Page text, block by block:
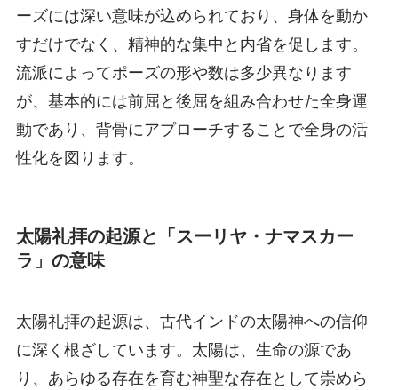
ーズには深い意味が込められており、身体を動か
すだけでなく、精神的な集中と内省を促します。
流派によってポーズの形や数は多少異なります
が、基本的には前屈と後屈を組み合わせた全身運
動であり、背骨にアプローチすることで全身の活
性化を図ります。
太陽礼拝の起源と「スーリヤ・ナマスカー
ラ」の意味
太陽礼拝の起源は、古代インドの太陽神への信仰
に深く根ざしています。太陽は、生命の源であ
り、あらゆる存在を育む神聖な存在として崇めら